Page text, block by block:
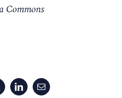
Commons
LinkedInEmail